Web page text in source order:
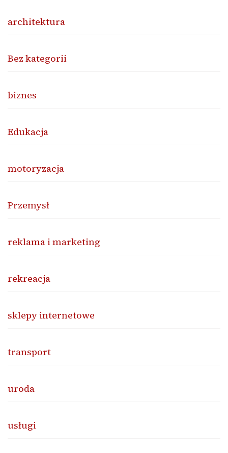
architektura
Bez kategorii
biznes
Edukacja
motoryzacja
Przemysł
reklama i marketing
rekreacja
sklepy internetowe
transport
uroda
usługi